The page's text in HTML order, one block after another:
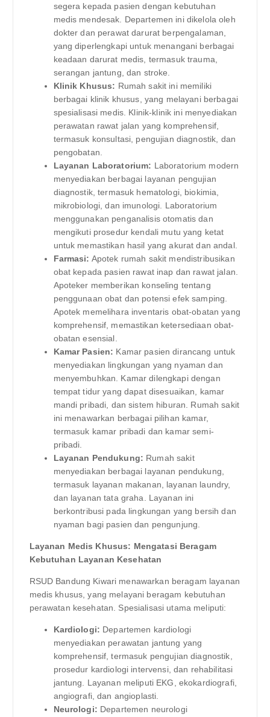
segera kepada pasien dengan kebutuhan
medis mendesak. Departemen ini dikelola oleh
dokter dan perawat darurat berpengalaman,
yang diperlengkapi untuk menangani berbagai
keadaan darurat medis, termasuk trauma,
serangan jantung, dan stroke.
Klinik Khusus: Rumah sakit ini memiliki
berbagai klinik khusus, yang melayani berbagai
spesialisasi medis. Klinik-klinik ini menyediakan
perawatan rawat jalan yang komprehensif,
termasuk konsultasi, pengujian diagnostik, dan
pengobatan.
Layanan Laboratorium: Laboratorium modern
menyediakan berbagai layanan pengujian
diagnostik, termasuk hematologi, biokimia,
mikrobiologi, dan imunologi. Laboratorium
menggunakan penganalisis otomatis dan
mengikuti prosedur kendali mutu yang ketat
untuk memastikan hasil yang akurat dan andal.
Farmasi: Apotek rumah sakit mendistribusikan
obat kepada pasien rawat inap dan rawat jalan.
Apoteker memberikan konseling tentang
penggunaan obat dan potensi efek samping.
Apotek memelihara inventaris obat-obatan yang
komprehensif, memastikan ketersediaan obat-
obatan esensial.
Kamar Pasien: Kamar pasien dirancang untuk
menyediakan lingkungan yang nyaman dan
menyembuhkan. Kamar dilengkapi dengan
tempat tidur yang dapat disesuaikan, kamar
mandi pribadi, dan sistem hiburan. Rumah sakit
ini menawarkan berbagai pilihan kamar,
termasuk kamar pribadi dan kamar semi-
pribadi.
Layanan Pendukung: Rumah sakit
menyediakan berbagai layanan pendukung,
termasuk layanan makanan, layanan laundry,
dan layanan tata graha. Layanan ini
berkontribusi pada lingkungan yang bersih dan
nyaman bagi pasien dan pengunjung.
Layanan Medis Khusus: Mengatasi Beragam
Kebutuhan Layanan Kesehatan
RSUD Bandung Kiwari menawarkan beragam layanan
medis khusus, yang melayani beragam kebutuhan
perawatan kesehatan. Spesialisasi utama meliputi:
Kardiologi: Departemen kardiologi
menyediakan perawatan jantung yang
komprehensif, termasuk pengujian diagnostik,
prosedur kardiologi intervensi, dan rehabilitasi
jantung. Layanan meliputi EKG, ekokardiografi,
angiografi, dan angioplasti.
Neurologi: Departemen neurologi